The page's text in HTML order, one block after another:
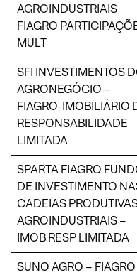
AGROINDUSTRIAIS
FIAGRO
MULT
SFI INVESTIMENTOS
AGRONEGÓCIO –
FIAGRO-IMOBILIÁRIO
RESPONSABILIDADE
LIMITADA
SPARTA FIAGRO
DE INVESTIMENTO
CADEIAS
AGROINDUSTRIAIS –
IMOB RESP LIMITADA
SUNO AGRO – FIAGRO